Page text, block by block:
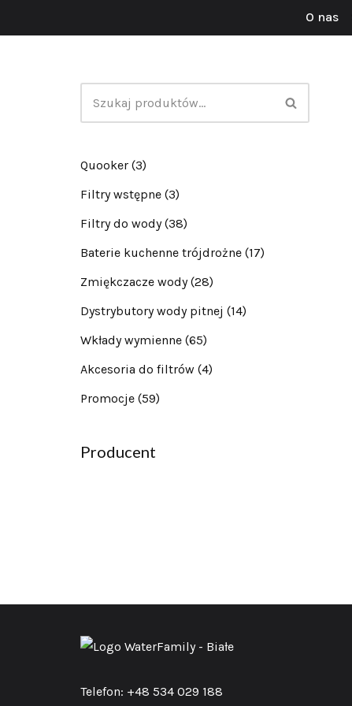
O nas
Quooker (3)
Filtry wstępne (3)
Filtry do wody (38)
Baterie kuchenne trójdrożne (17)
Zmiękczacze wody (28)
Dystrybutory wody pitnej (14)
Wkłady wymienne (65)
Akcesoria do filtrów (4)
Promocje (59)
Producent
Telefon: +48 534 029 188